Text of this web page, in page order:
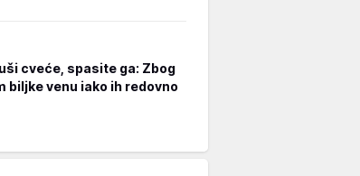
cveće, spasite ga: Zbog
biljke venu iako ih redovno